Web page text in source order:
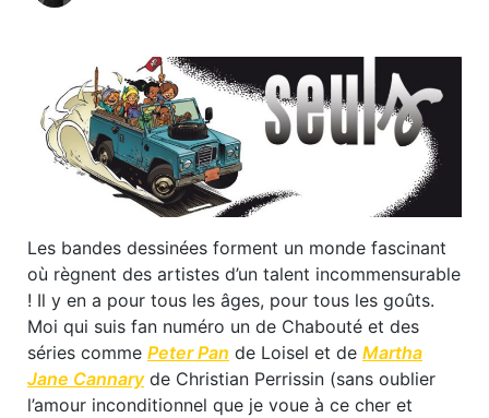
Les bandes dessinées forment un monde fascinant
où règnent des artistes d’un talent incommensurable
! Il y en a pour tous les âges, pour tous les goûts.
Moi qui suis fan numéro un de Chabouté et des
séries comme Peter Pan de Loisel et de Martha
Jane Cannaryde Christian Perrissin (sans oublier
l’amour inconditionnel que je voue à ce cher et